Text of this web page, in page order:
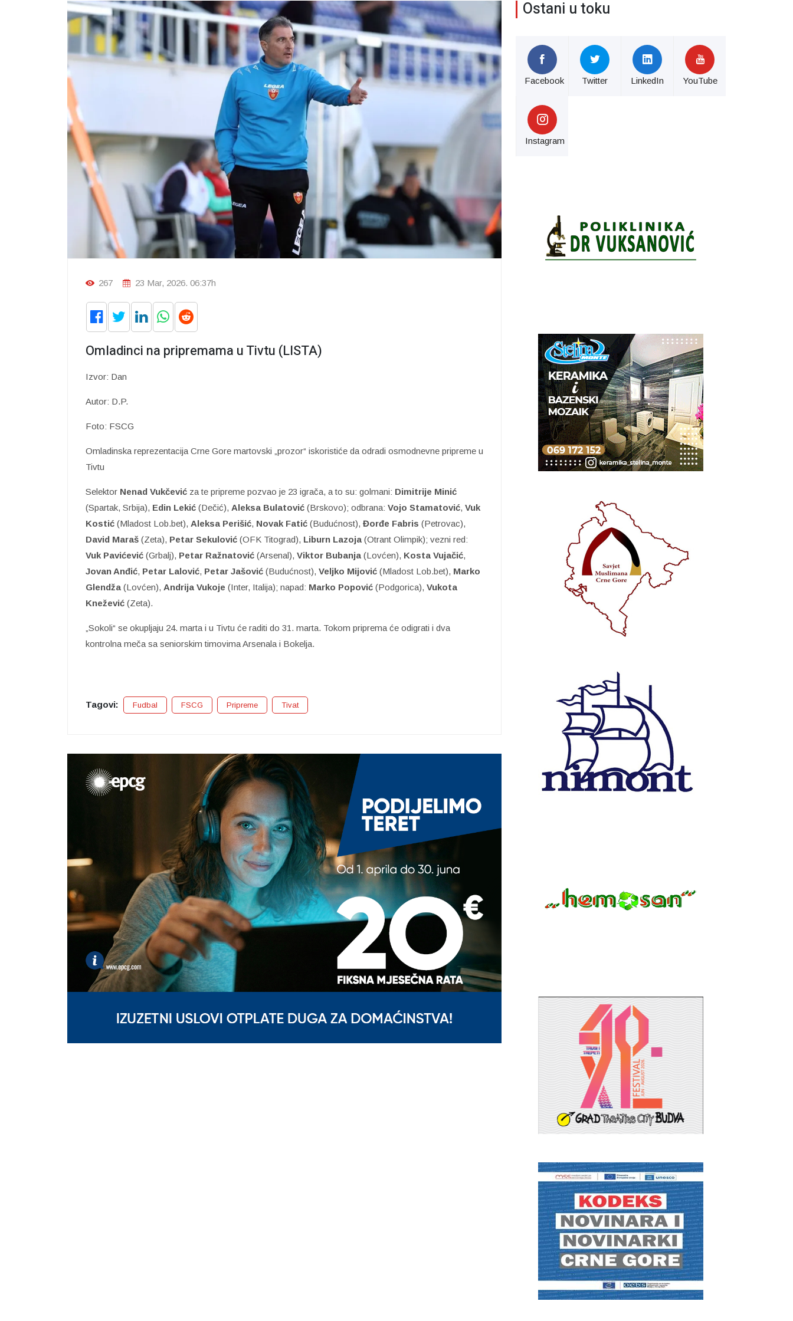
267 23 Mar, 2026. 06:37h
Omladinci na pripremama u Tivtu (LISTA)
Izvor: Dan
Autor: D.P.
Foto: FSCG
Omladinska reprezentacija Crne Gore martovski „prozor“ iskoristiće da odradi osmodnevne pripreme u
Tivtu
Selektor Nenad Vukčević za te pripreme pozvao je 23 igrača, a to su: golmani: Dimitrije Minić
(Spartak, Srbija), Edin Lekić (Dečić), Aleksa Bulatović (Brskovo); odbrana: Vojo Stamatović, Vuk
Kostić (Mladost Lob.bet), Aleksa Perišić, Novak Fatić (Budućnost), Đorđe Fabris (Petrovac),
David Maraš (Zeta), Petar Sekulović (OFK Titograd), Liburn Lazoja (Otrant Olimpik); vezni red:
Vuk Pavićević (Grbalj), Petar Ražnatović (Arsenal), Viktor Bubanja (Lovćen), Kosta Vujačić,
Jovan Anđić, Petar Lalović, Petar Jašović (Budućnost), Veljko Mijović (Mladost Lob.bet), Marko
Glendža (Lovćen), Andrija Vukoje (Inter, Italija); napad: Marko Popović (Podgorica), Vukota
Knežević (Zeta).
„Sokoli“ se okupljaju 24. marta i u Tivtu će raditi do 31. marta. Tokom priprema će odigrati i dva
kontrolna meča sa seniorskim timovima Arsenala i Bokelja.
Tagovi: Fudbal FSCG Pripreme Tivat
Ostani u toku
Facebook Twitter LinkedIn YouTube
Instagram